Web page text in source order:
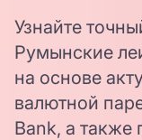
Узнайте
Румынские
на основе
валютной
Bank, а также